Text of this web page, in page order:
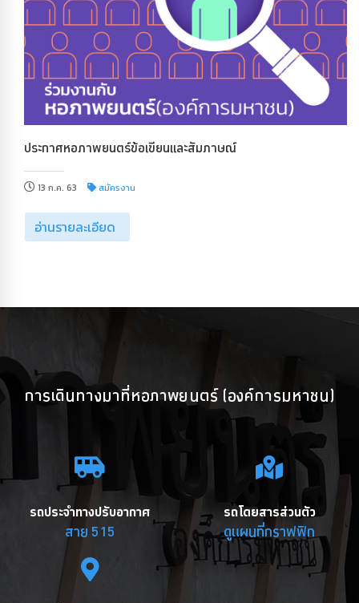
ประกาศหอภาพยนตร์ข้อเขียนและสัมภาษณ์
13 ก.ค. 63 สมัครงาน
อ่านรายละเอียด
การเดินทางมาที่หอภาพยนตร์ (องค์การมหาชน)
รถประจำทางปรับอากาศ
สาย 515
รถโดยสารส่วนตัว
ดูแผนที่กราฟฟิก